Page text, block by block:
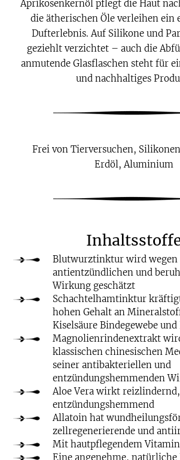
Aprikosenkernöl pflegt die Haut
die ätherischen Öle verleihen ein
Dufterlebnis. Auf Silikone und
geziehlt verzichtet – auch die
anmutende Glasflaschen steht für
und nachhaltiges
Frei von Tierversuchen,
Erdöl, Aluminium
Blutwurztinktur wird wegen
antientzündlichen und
Wirkung geschätzt
Schachtelhamtinktur
hohen Gehalt an
Kiselsäure Bindegewebe und
Magnolienrindenextrakt
klassischen chinesischen
seiner antibakteriellen und
entzündungshemmenden
Aloe Vera wirkt
entzündungshemmend
Allatoin hat
zellregenerierende und
Mit hautpflegendem
Eine angenehme, natürliche